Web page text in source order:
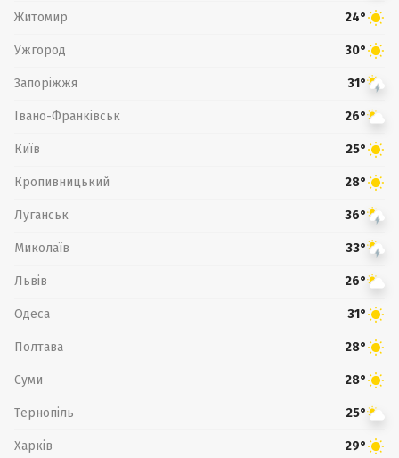
Житомир 24°
Ужгород 30°
Запоріжжя 31°
Івано-Франківськ 26°
Київ 25°
Кропивницький 28°
Луганськ 36°
Миколаїв 33°
Львів 26°
Одеса 31°
Полтава 28°
Суми 28°
Тернопіль 25°
Харків 29°